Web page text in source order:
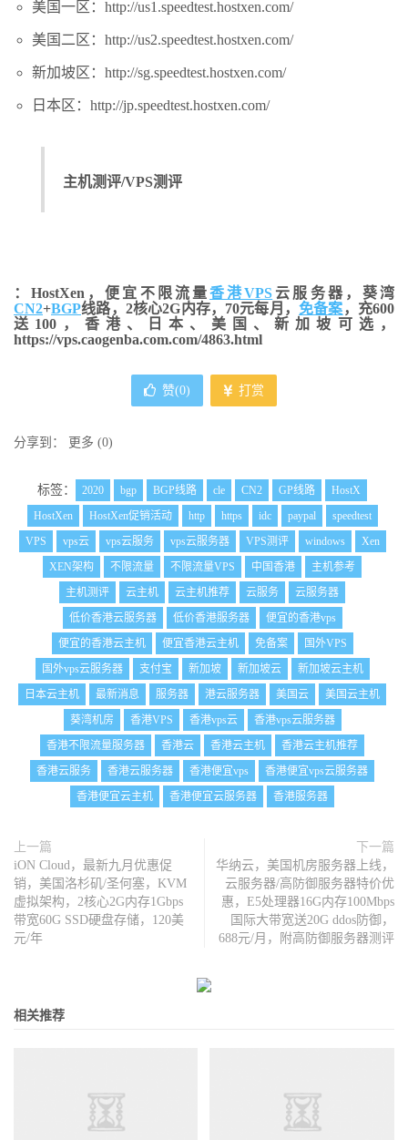
美国一区：http://us1.speedtest.hostxen.com/
美国二区：http://us2.speedtest.hostxen.com/
新加坡区：http://sg.speedtest.hostxen.com/
日本区：http://jp.speedtest.hostxen.com/
主机测评/VPS测评
：HostXen，便宜不限流量香港VPS 云服务器，葵湾
CN2+BGP线路，2核心2G内存，70元每月，免备案，充600
送100，香港、日本、美国、新加坡可选，
https://vps.caogenba.com.com/4863.html
赞(0) 打赏
分享到： 更多 (0)
标签： 2020 bgp BGP线路 cle CN2 GP线路
HostX
HostXen
HostXen促销活动 http https idc paypal
speedtest
VPS
vps云 vps云服务 vps云服务器 VPS测评 windows
Xen
XEN架构
不限流量 不限流量VPS 中国香港
主机参考
主机测评
云主机 云主机推荐 云服务
云服务器
低价香港云服务器
低价香港服务器
便宜的香港vps
便宜的香港云主机
便宜香港云主机 免备案
国外VPS
国外vps云服务器
支付宝 新加坡 新加坡云
新加坡云主机
日本云主机
最新消息 服务器 港云服务器 美国云
美国云主机
葵湾机房
香港VPS 香港vps云
香港vps云服务器
香港不限流量服务器
香港云 香港云主机
香港云主机推荐
香港云服务
香港云服务器 香港便宜vps
香港便宜vps云服务器
香港便宜云主机
香港便宜云服务器 香港服务器
上一篇
iON Cloud，最新九月优惠促
销，美国洛杉矶/圣何塞，KVM
虚拟架构，2核心2G内存1Gbps
带宽60G SSD硬盘存储，120美
元/年
下一篇
华纳云，美国机房服务器上线，
云服务器/高防御服务器特价优
惠，E5处理器16G内存100Mbps
国际大带宽送20G ddos防御，
688元/月，附高防御服务器测评
相关推荐